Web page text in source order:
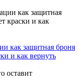
как защитная броня
и как вернуть
оставит